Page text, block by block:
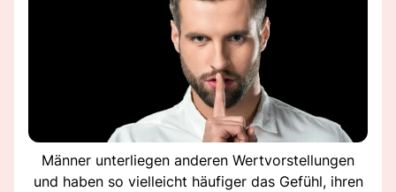
Männer unterliegen anderen Wertvorstellungen
und haben so vielleicht häufiger das Gefühl, ihren